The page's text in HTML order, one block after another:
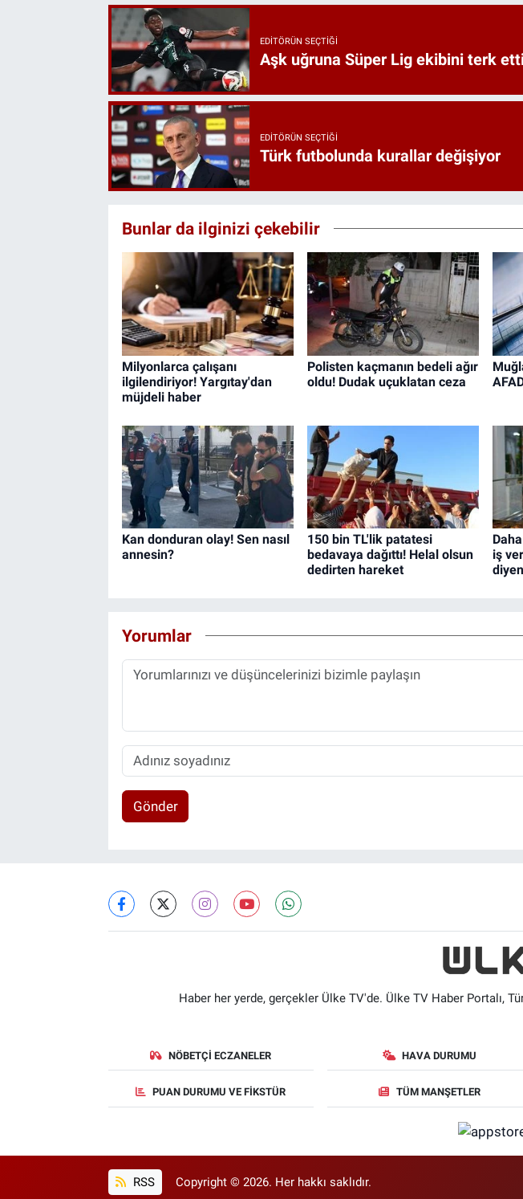
EDITÖRÜN SEÇTIĞI
Aşk uğruna Süper Lig ekibini terk
EDITÖRÜN SEÇTIĞI
Türk futbolunda kurallar değişiyor
Bunlar da ilginizi çekebilir
Milyonlarca çalışanı
ilgilendiriyor! Yargıtay'dan
müjdeli haber
Polisten kaçmanın bedeli ağır
oldu! Dudak uçuklatan ceza
Kan donduran olay! Sen nasıl
annesin?
150 bin TL'lik patatesi
bedavaya dağıttı! Helal olsun
dedirten hareket
iş
Yorumlar
Gönder
Haber her yerde, gerçekler Ülke TV'de. Ülke TV Haber Portalı,
NÖBETÇI ECZANELER HAVA DURUMU
PUAN DURUMU VE FIKSTÜR TÜM MANŞETLER
RSS Copyright © 2026. Her hakkı saklıdır.